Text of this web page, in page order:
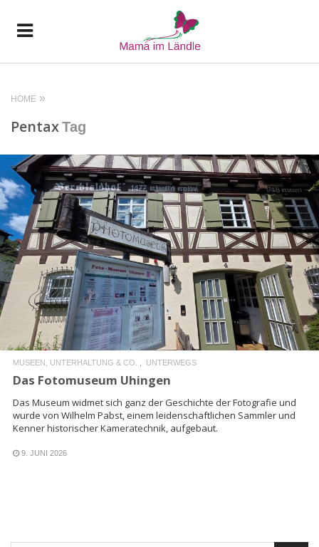
HOME
PentaxTag
READ MORE
MUSEEN, UNTERHALTUNG & CO. UNTERWEGS
Das Fotomuseum Uhingen
Das Museum widmet sich ganz der Geschichte der Fotografie und
wurde von Wilhelm Pabst, einem leidenschaftlichen Sammler und
Kenner historischer Kameratechnik, aufgebaut.
9. JUNI 2026